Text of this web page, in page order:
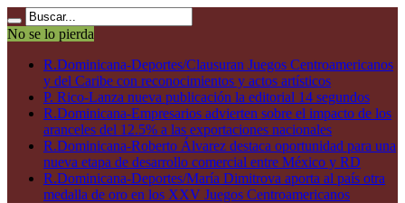
No se lo pierda
R.Dominicana-Deportes/Clausuran Juegos Centroamericanos
y del Caribe con reconocimientos y actos artísticos
P. Rico-Lanza nueva publicación la editorial 14 segundos
R.Dominicana-Empresarios advierten sobre el impacto de los
aranceles del 12.5% a las exportaciones nacionales
R.Dominicana-Roberto Álvarez destaca oportunidad para una
nueva etapa de desarrollo comercial entre México y RD
R.Dominicana-Deportes/María Dimitrova aporta al país otra
medalla de oro en los XXV Juegos Centroamericanos